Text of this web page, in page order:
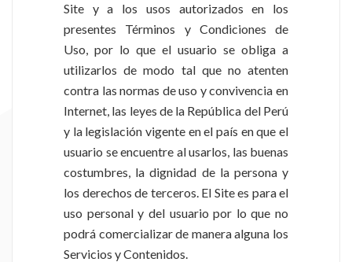
Site y a los usos autorizados en los
presentes Términos y Condiciones de
Uso, por lo que el usuario se obliga a
utilizarlos de modo tal que no atenten
contra las normas de uso y convivencia en
Internet, las leyes de la República del Perú
y la legislación vigente en el país en que el
usuario se encuentre al usarlos, las buenas
costumbres, la dignidad de la persona y
los derechos de terceros. El Site es para el
uso personal y del usuario por lo que no
podrá comercializar de manera alguna los
Servicios y Contenidos.